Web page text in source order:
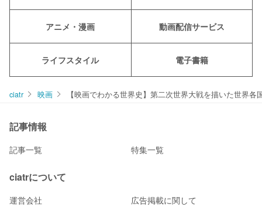
アニメ・漫画 動画配信サービス
ライフスタイル 電子書籍
ciatr 映画 【映画でわかる世界史】第二次世界大戦を描いた世界各
記事情報
記事一覧 特集一覧
ciatrについて
運営会社
広告掲載に関して